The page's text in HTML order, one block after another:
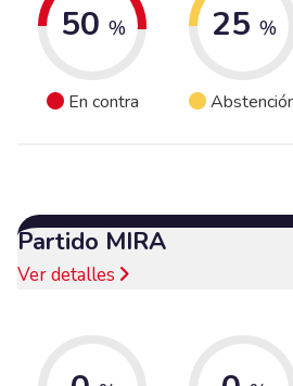
50 %
En contra
25 %
Partido MIRA
Ver detalles